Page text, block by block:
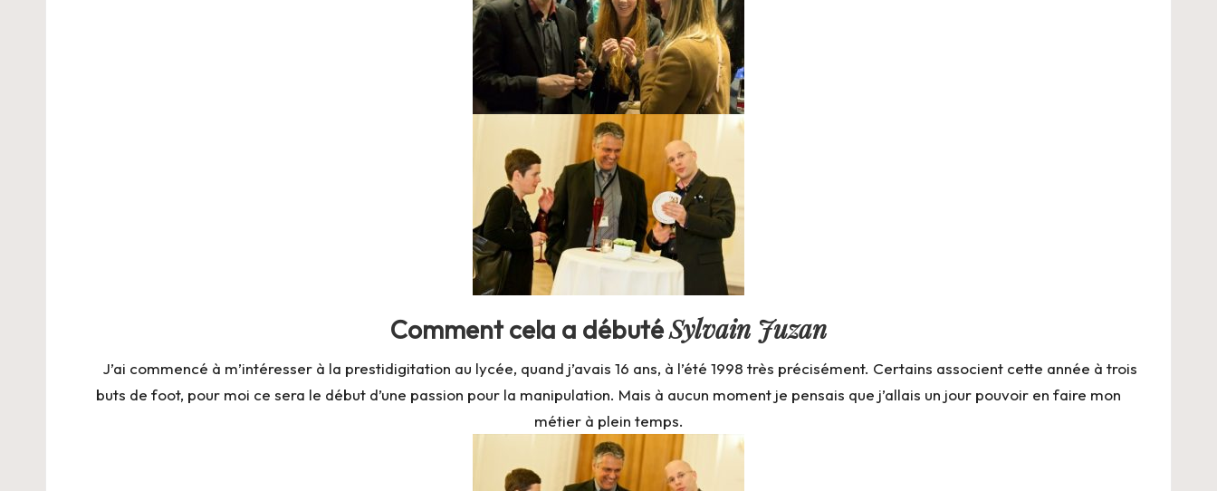
Comment cela a débutéSylvain Juzan
J’ai commencé à m’intéresser à la prestidigitation au lycée, quand j’avais 16 ans, à l’été 1998 très précisément. Certains associent cette année à trois
buts de foot, pour moi ce sera le début d’une passion pour la manipulation. Mais à aucun moment je pensais que j’allais un jour pouvoir en faire mon
métier à plein temps.